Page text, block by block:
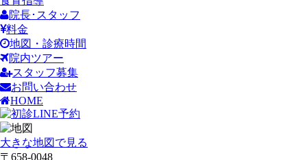
院長･スタッフ
料金
地図・診療時間
院内ツアー
スタッフ募集
お問い合わせ
HOME
大きな地図で見る
〒658-0048